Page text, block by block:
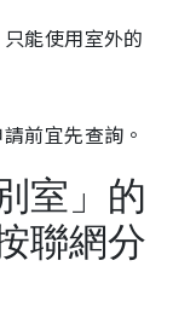
能使用室外的
前宜先查詢。
室」的
聯網分